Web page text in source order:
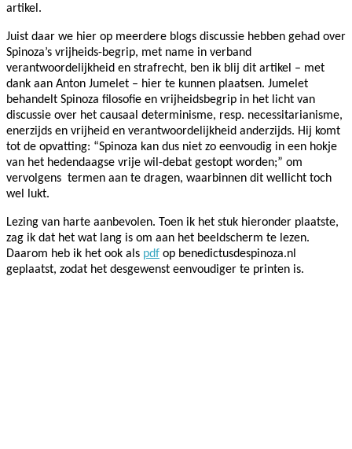
artikel.
Juist daar we hier op meerdere blogs discussie hebben gehad over
Spinoza’s vrijheids-begrip, met name in verband
verantwoordelijkheid en strafrecht, ben ik blij dit artikel – met
dank aan Anton Jumelet – hier te kunnen plaatsen. Jumelet
behandelt Spinoza filosofie en vrijheidsbegrip in het licht van
discussie over het causaal determinisme, resp. necessitarianisme,
enerzijds en vrijheid en verantwoordelijkheid anderzijds. Hij komt
tot de opvatting: “Spinoza kan dus niet zo eenvoudig in een hokje
van het hedendaagse vrije wil-debat gestopt worden;” om
vervolgens termen aan te dragen, waarbinnen dit wellicht toch
wel lukt.
Lezing van harte aanbevolen. Toen ik het stuk hieronder plaatste,
zag ik dat het wat lang is om aan het beeldscherm te lezen.
Daarom heb ik het ook als pdf op benedictusdespinoza.nl
geplaatst, zodat het desgewenst eenvoudiger te printen is.